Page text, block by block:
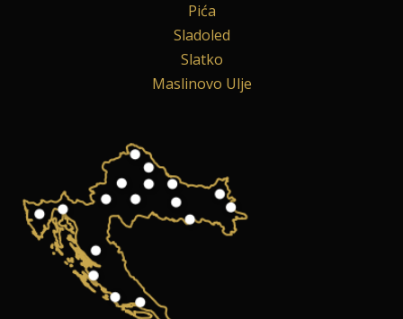
Pića
Sladoled
Slatko
Maslinovo Ulje